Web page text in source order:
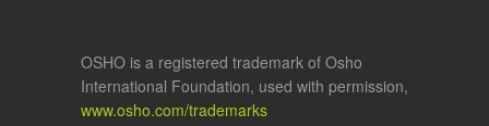
OSHO is a registered trademark of Osho
International Foundation, used with permission,
www.osho.com/trademarks